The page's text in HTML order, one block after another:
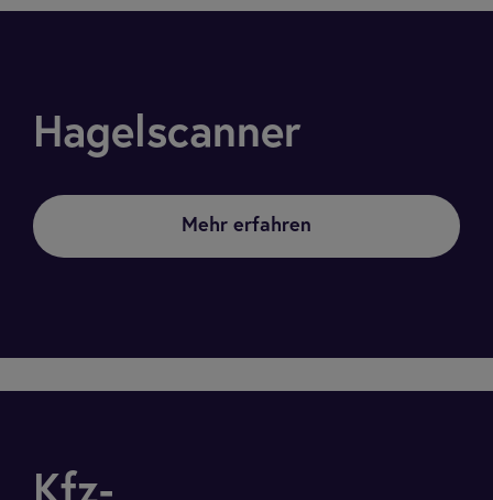
Hagelscanner
Mehr erfahren